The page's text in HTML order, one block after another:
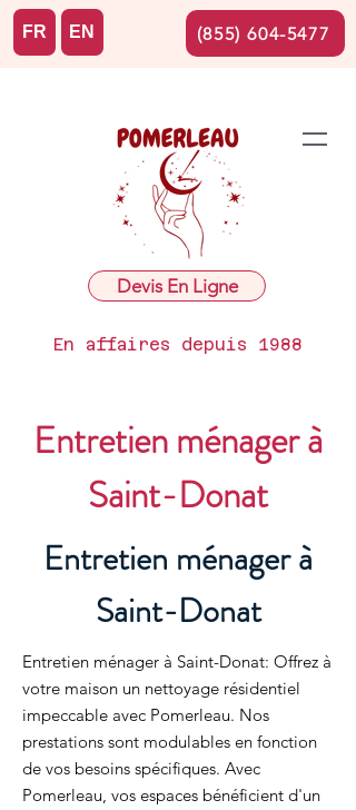
Devis En Ligne
En affaires depuis 1988
FR EN (855) 604-5477
Entretien ménager à
Saint-Donat
Entretien ménager à
Saint-Donat
Entretien ménager à Saint-Donat: Offrez à
votre maison un nettoyage résidentiel
impeccable avec Pomerleau. Nos
prestations sont modulables en fonction
de vos besoins spécifiques. Avec
Pomerleau, vos espaces bénéficient d'un